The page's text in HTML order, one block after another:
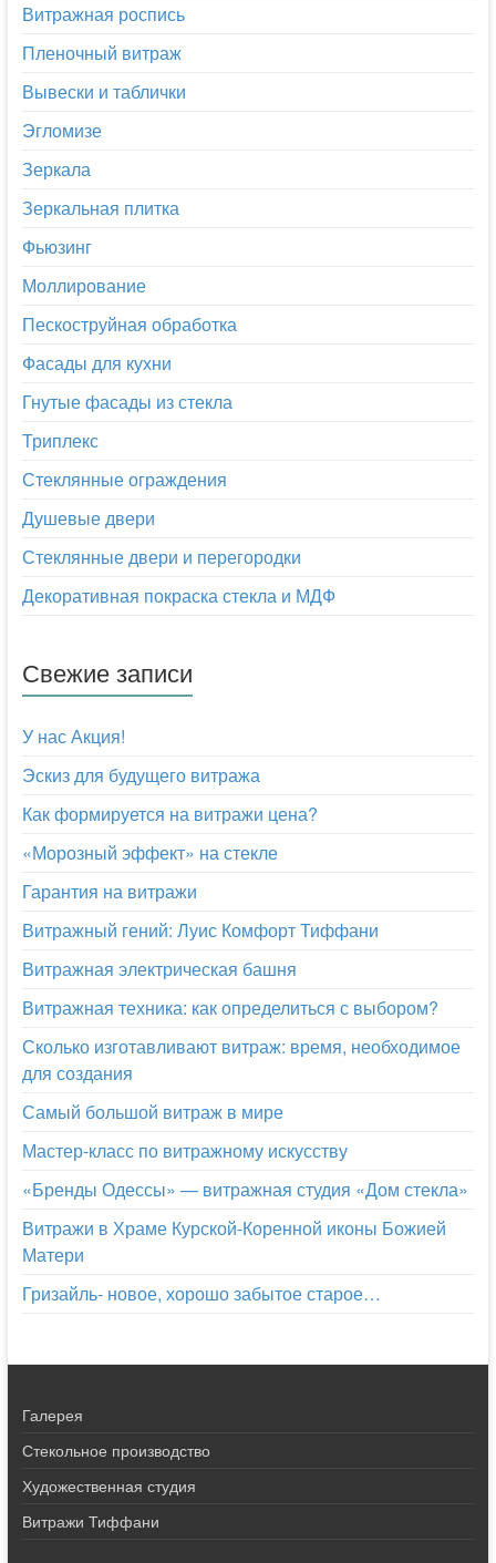
Витражная роспись
Пленочный витраж
Вывески и таблички
Эгломизе
Зеркала
Зеркальная плитка
Фьюзинг
Моллирование
Пескоструйная обработка
Фасады для кухни
Гнутые фасады из стекла
Триплекс
Стеклянные ограждения
Душевые двери
Стеклянные двери и перегородки
Декоративная покраска стекла и МДФ
Свежие записи
У нас Акция!
Эскиз для будущего витража
Как формируется на витражи цена?
«Морозный эффект» на стекле
Гарантия на витражи
Витражный гений: Луис Комфорт Тиффани
Витражная электрическая башня
Витражная техника: как определиться с выбором?
Сколько изготавливают витраж: время, необходимое
для создания
Самый большой витраж в мире
Мастер-класс по витражному искусству
«Бренды Одессы» — витражная студия «Дом стекла»
Витражи в Храме Курской-Коренной иконы Божией
Матери
Гризайль- новое, хорошо забытое старое…
Галерея
Стекольное производство
Художественная студия
Витражи Тиффани